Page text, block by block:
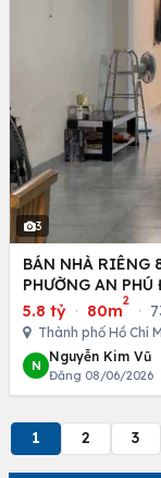
3
BÁN NHÀ RIÊNG
PHƯỜNG AN
5.8 tỷ · 80m
2
·
Thành phố Hồ Chí
N
Nguyễn Kim Vũ
Đăng 08/06/2026
1 2 3